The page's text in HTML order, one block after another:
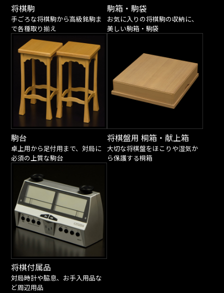
将棋駒
手ごろな将棋駒から高級銘駒ま
で各種取り揃え
駒箱・駒袋
お気に入りの将棋駒の収納に、
美しい駒箱・駒袋
駒台
卓上用から足付用まで、対局に
必須の上質な駒台
将棋盤用 桐箱・献上箱
大切な将棋盤をほこりや湿気か
ら保護する桐箱
将棋付属品
対局時計や脇息、お手入用品な
ど周辺用品